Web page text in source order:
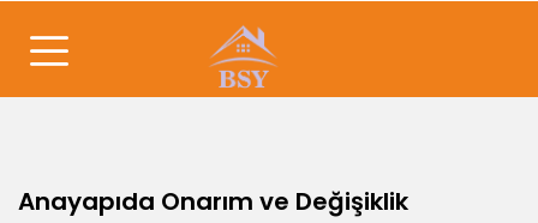
Anayapıda Onarım ve Değişiklik